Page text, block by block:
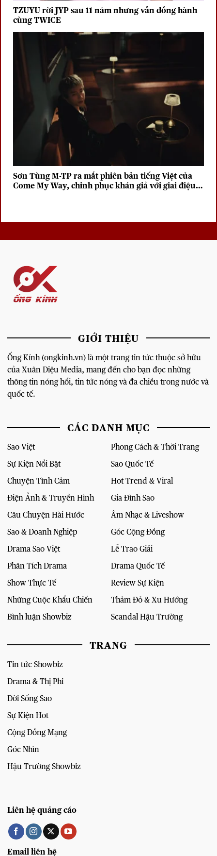
TZUYU rời JYP sau 11 năm nhưng vẫn đồng hành
cùng TWICE
Sơn Tùng M-TP ra mắt phiên bản tiếng Việt của
Come My Way, chinh phục khán giả với giai điệu
GIỚI THIỆU
Ống Kính (ongkinh.vn) là một trang tin tức thuộc sở hữu
của Xuân Diệu Media, mang đến cho bạn đọc những
thông tin nóng hổi, tin tức nóng và đa chiều trong nước và
quốc tế.
CÁC DANH MỤC
Sao Việt
Phong Cách & Thời Trang
Sự Kiện Nổi Bật
Sao Quốc Tế
Chuyện Tình Cảm
Hot Trend & Viral
Điện Ảnh & Truyền Hình
Gia Đình Sao
Câu Chuyện Hài Hước
Âm Nhạc & Liveshow
Sao & Doanh Nghiệp
Góc Cộng Đồng
Drama Sao Việt
Lễ Trao Giải
Phân Tích Drama
Drama Quốc Tế
Show Thực Tế
Review Sự Kiện
Những Cuộc Khẩu Chiến
Thảm Đỏ & Xu Hướng
Bình luận Showbiz
Scandal Hậu Trường
TRANG
Tin tức Showbiz
Drama & Thị Phi
Đời Sống Sao
Sự Kiện Hot
Cộng Đồng Mạng
Góc Nhìn
Hậu Trường Showbiz
Liên hệ quảng cáo
Email liên hệ